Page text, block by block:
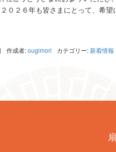
０２６年も皆さまにとって、希
作成者:ougimori カテゴリー:新着情報